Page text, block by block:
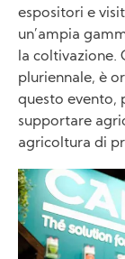
espositori e
un’ampia
la coltivazione.
pluriennale, è
questo evento,
supportare
agricoltura di
Image